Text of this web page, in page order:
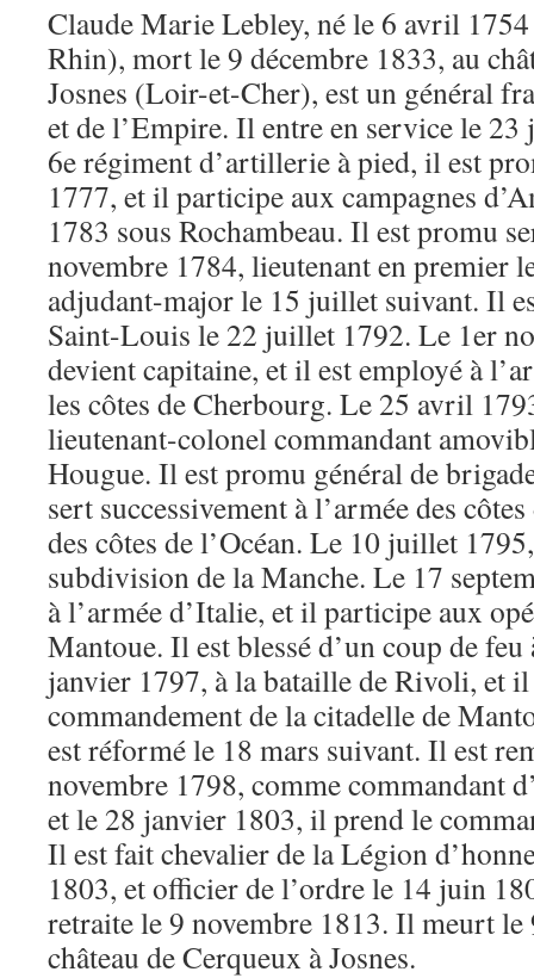
Claude Marie Lebley, né le 6 avril
Rhin), mort le 9 décembre 1833, au
Josnes (Loir-et-Cher), est un général
et de l’Empire. Il entre en service le 23
6e régiment d’artillerie à pied, il est
1777, et il participe aux campagnes
1783 sous Rochambeau. Il est promu
novembre 1784, lieutenant en premier
adjudant-major le 15 juillet suivant. Il
Saint-Louis le 22 juillet 1792. Le 1er
devient capitaine, et il est employé à
les côtes de Cherbourg. Le 25 avril
lieutenant-colonel commandant
Hougue. Il est promu général de
sert successivement à l’armée des
des côtes de l’Océan. Le 10 juillet
subdivision de la Manche. Le 17
à l’armée d’Italie, et il participe aux
Mantoue. Il est blessé d’un coup de
janvier 1797, à la bataille de Rivoli, et
commandement de la citadelle de
est réformé le 18 mars suivant. Il est
novembre 1798, comme commandant
et le 28 janvier 1803, il prend le
Il est fait chevalier de la Légion
1803, et officier de l’ordre le 14 juin
retraite le 9 novembre 1813. Il meurt le
château de Cerqueux à Josnes.